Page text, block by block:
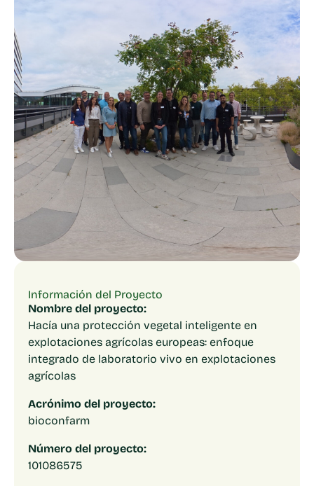
Información del Proyecto
Nombre del proyecto:
Hacía una protección vegetal inteligente en
explotaciones agrícolas europeas: enfoque
integrado de laboratorio vivo en explotaciones
agrícolas
Acrónimo del proyecto:
bioconfarm
Número del proyecto:
101086575